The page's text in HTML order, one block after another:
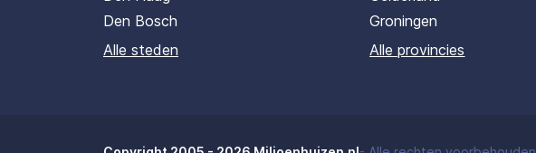
Den Bosch
Alle steden
Groningen
Alle provincies